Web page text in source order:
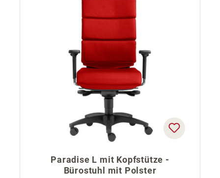
Paradise L mit Kopfstütze -
Bürostuhl mit Polster